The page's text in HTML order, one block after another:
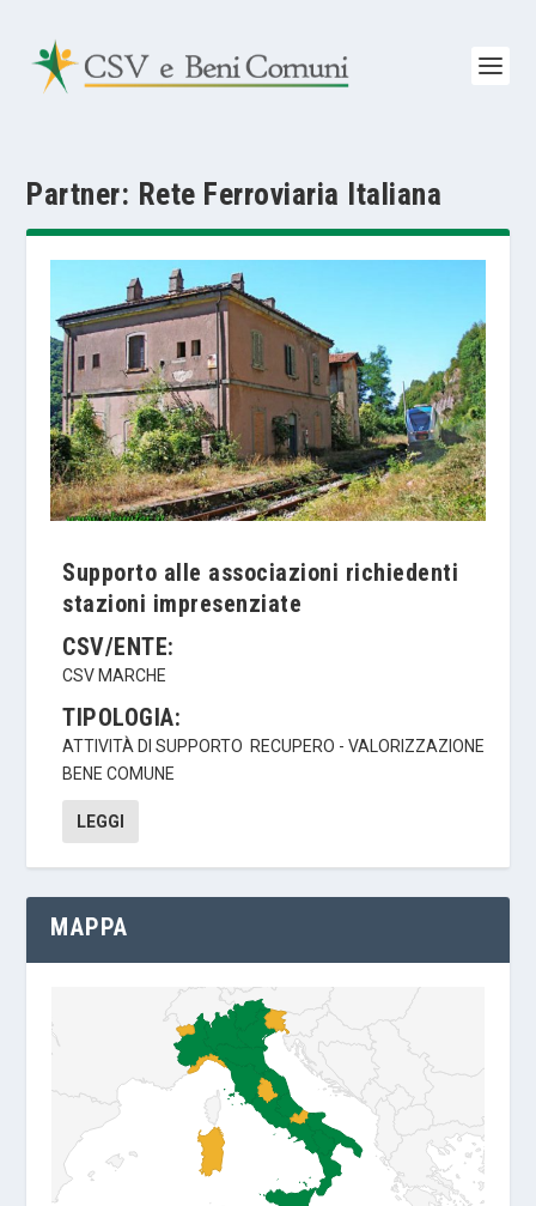
Partner: Rete Ferroviaria Italiana
Supporto alle associazioni richiedenti
stazioni impresenziate
CSV/ENTE:
CSV MARCHE
TIPOLOGIA:
ATTIVITÀ DI SUPPORTO RECUPERO - VALORIZZAZIONE
BENE COMUNE
LEGGI
MAPPA